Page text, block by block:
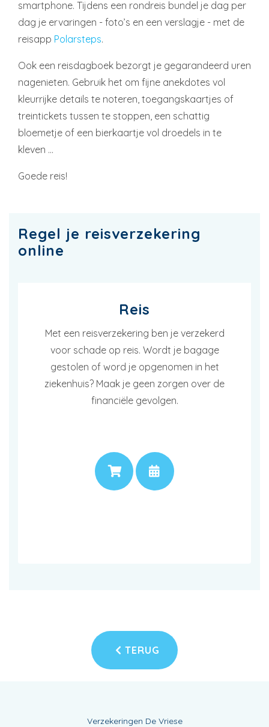
smartphone. Tijdens een rondreis bundel je dag per
dag je ervaringen - foto’s en een verslagje - met de
reisapp Polarsteps.
Ook een reisdagboek bezorgt je gegarandeerd uren
nagenieten. Gebruik het om fijne anekdotes vol
kleurrijke details te noteren, toegangskaartjes of
treintickets tussen te stoppen, een schattig
bloemetje of een bierkaartje vol droedels in te
kleven …
Goede reis!
Regel je reisverzekering
online
Reis
Met een reisverzekering ben je verzekerd
voor schade op reis. Wordt je bagage
gestolen of word je opgenomen in het
ziekenhuis? Maak je geen zorgen over de
financiële gevolgen.
PRIJS
TERUG
Verzekeringen De Vriese